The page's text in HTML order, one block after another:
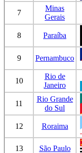
7
Minas
Gerais
8 Paraíba
9 Pernambuco
10
Rio de
Janeiro
11
Rio Grande
do Sul
12 Roraima
13 São Paulo